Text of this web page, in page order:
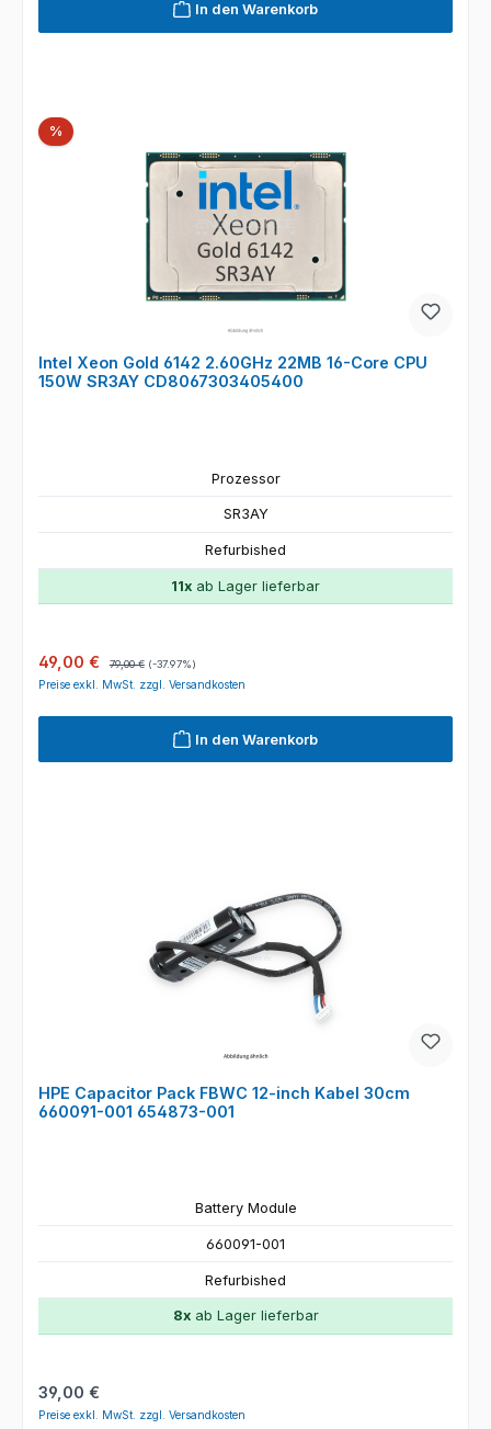
In den Warenkorb
%Rabatt
Intel Xeon Gold 6142 2.60GHz 22MB 16-Core CPU
150W SR3AY CD8067303405400
Prozessor
SR3AY
Refurbished
11x ab Lager lieferbar
Verkaufspreis:
49,00 € 79,00 € (-37.97%)
Preise exkl. MwSt. zzgl. Versandkosten
In den Warenkorb
HPE Capacitor Pack FBWC 12-inch Kabel 30cm
660091-001 654873-001
Battery Module
660091-001
Refurbished
8xab Lager lieferbar
Regulärer Preis:
39,00 €
Preise exkl. MwSt. zzgl. Versandkosten